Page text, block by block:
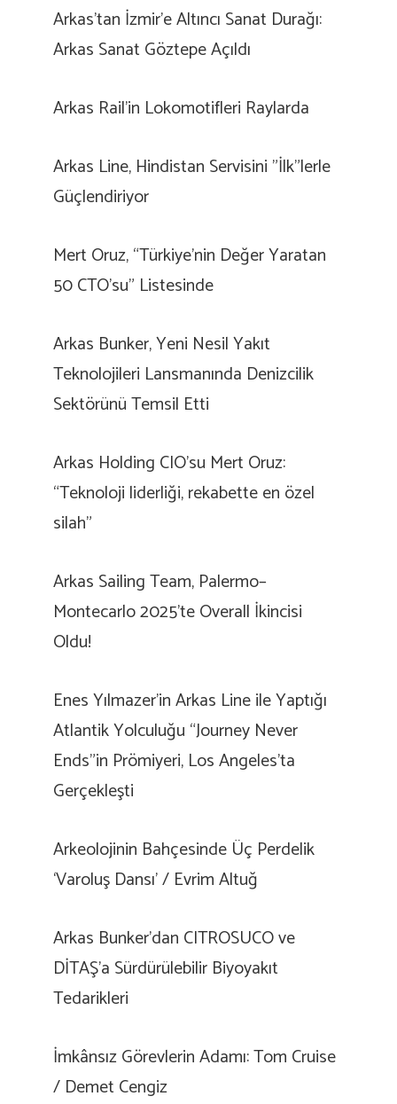
Arkas’tan İzmir’e Altıncı Sanat Durağı:
Arkas Sanat Göztepe Açıldı
Arkas Rail’in Lokomotifleri Raylarda
Arkas Line, Hindistan Servisini ”İlk”lerle
Güçlendiriyor
Mert Oruz, “Türkiye’nin Değer Yaratan
50 CTO’su” Listesinde
Arkas Bunker, Yeni Nesil Yakıt
Teknolojileri Lansmanında Denizcilik
Sektörünü Temsil Etti
Arkas Holding CIO’su Mert Oruz:
“Teknoloji liderliği, rekabette en özel
silah”
Arkas Sailing Team, Palermo–
Montecarlo 2025’te Overall İkincisi
Oldu!
Enes Yılmazer’in Arkas Line ile Yaptığı
Atlantik Yolculuğu “Journey Never
Ends”in Prömiyeri, Los Angeles’ta
Gerçekleşti
Arkeolojinin Bahçesinde Üç Perdelik
‘Varoluş Dansı’ / Evrim Altuğ
Arkas Bunker’dan CITROSUCO ve
DİTAŞ’a Sürdürülebilir Biyoyakıt
Tedarikleri
İmkânsız Görevlerin Adamı: Tom Cruise
/ Demet Cengiz